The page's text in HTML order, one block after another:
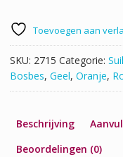
Toevoegen aan
SKU: 2715 Categorie:
Bosbes, Geel, Oranje,
Beschrijving
Beoordelingen (0)